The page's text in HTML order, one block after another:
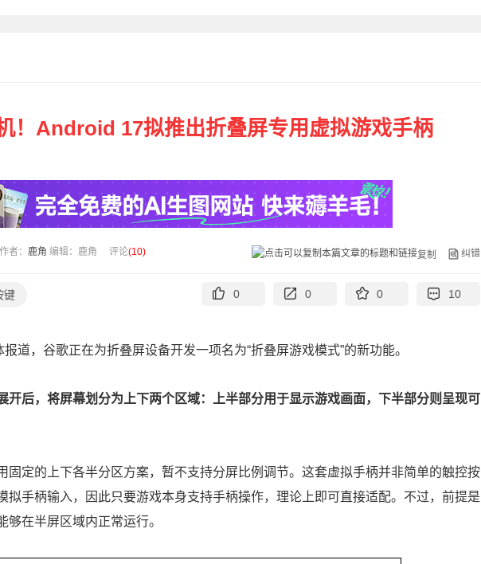
！Android 17拟推出折叠屏专用虚拟游戏手柄
者： 鹿角 编辑：鹿角 评论(10) 复制 纠错
键 0 0 0 10
道，谷歌正在为折叠屏设备开发一项名为“折叠屏游戏模式”的新功能。
开后，将屏幕划分为上下两个区域：上半部分用于显示游戏画面，下半部分则呈现可
固定的上下各半分区方案，暂不支持分屏比例调节。这套虚拟手柄并非简单的触控按
拟手柄输入，因此只要游戏本身支持手柄操作，理论上即可直接适配。不过，前提是
在半屏区域内正常运行。